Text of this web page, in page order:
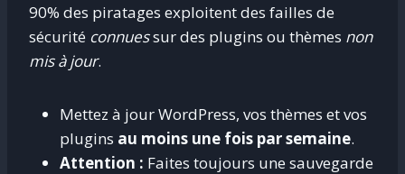
90% des piratages exploitent des failles de
sécurité connuessur des plugins ou thèmes non
mis à jour.
Mettez à jour WordPress, vos thèmes et vos
plugins au moins une fois par semaine.
Attention : Faites toujours une sauvegarde